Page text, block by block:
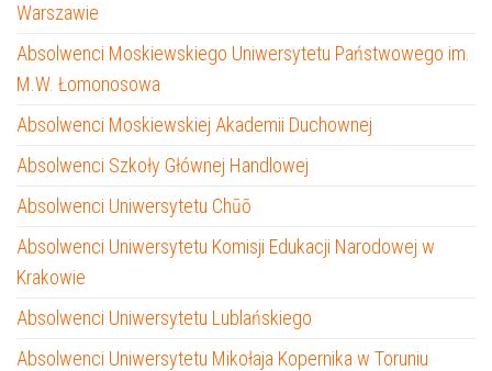
Warszawie
Absolwenci Moskiewskiego Uniwersytetu Państwowego im.
M.W. Łomonosowa
Absolwenci Moskiewskiej Akademii Duchownej
Absolwenci Szkoły Głównej Handlowej
Absolwenci Uniwersytetu Chūō
Absolwenci Uniwersytetu Komisji Edukacji Narodowej w
Krakowie
Absolwenci Uniwersytetu Lublańskiego
Absolwenci Uniwersytetu Mikołaja Kopernika w Toruniu